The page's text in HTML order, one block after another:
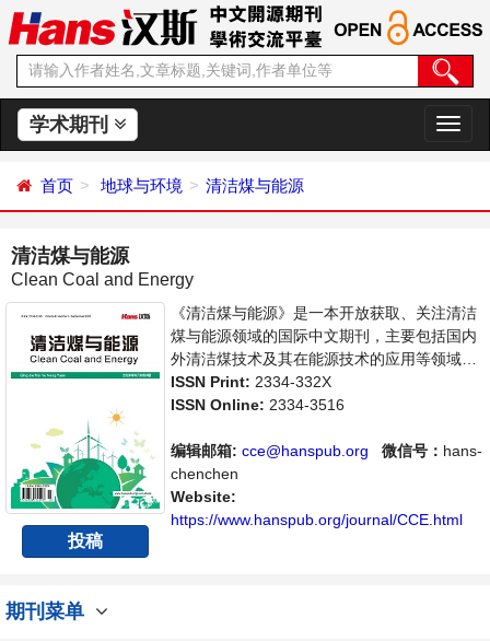
学术期刊
切
换
首页 地球与环境 清洁煤与能源
清洁煤与能源
Clean Coal and Energy
投稿
《清洁煤与能源》是一本开放获取、关注清洁
煤与能源领域的国际中文期刊，主要包括国内
外清洁煤技术及其在能源技术的应用等领域最
新成果介绍，学者讨论，某一领域的研究进展
和专业评论等多方面的内容，旨在给世界范围
分享和讨论清洁煤领域内不同方向问题与发展
的交流平台。
ISSN Print: 2334-332X
ISSN Online: 2334-3516
编辑邮箱: cce@hanspub.org 微信号： hans-
chenchen
Website:
https://www.hanspub.org/journal/CCE.html
期刊菜单